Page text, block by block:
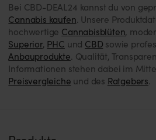
Bei CBD-DEAL24 kannst du von
Cannabis kaufen. Unsere
hochwertige Cannabisblüten,
Superior, PHC und CBD sowie
Anbauprodukte. Qualität,
Informationen stehen dabei im
Preisvergleiche und des Ratgebers.